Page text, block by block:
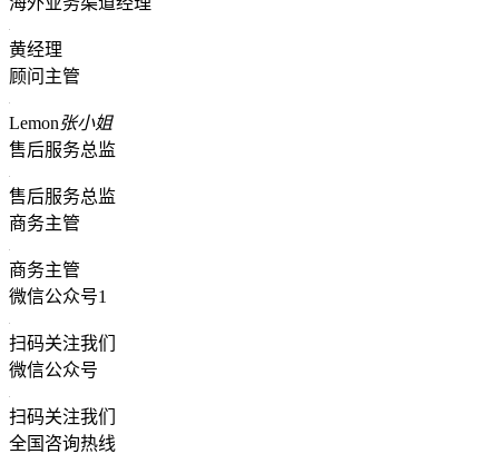
黄经理
顾问主管
Lemon张小姐
售后服务总监
售后服务总监
商务主管
商务主管
微信公众号1
扫码关注我们
微信公众号
扫码关注我们
全国咨询热线